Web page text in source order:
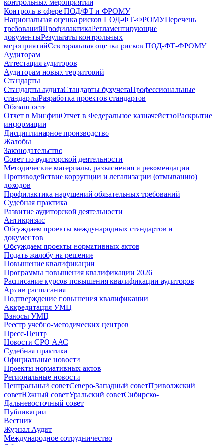
контрольных мероприятий
Контроль в сфере ПОД/ФТ и ФРОМУ
Национальная оценка рисков ПОД-ФТ-ФРОМУПеречень
требованийПрофилактикаРегламентирующие
документыРезультаты контрольных
мероприятийСекторальная оценка рисков ПОД-ФТ-ФРОМУ
Аудиторам
Аттестация аудиторов
Аудиторам новых территорий
Стандарты
Стандарты аудитаСтандарты бухучетаПрофессиональные
стандартыРазработка проектов стандартов
Обязанности
Отчет в МинфинОтчет в Федеральное казначействоРаскрытие
информации
Дисциплинарное производство
Жалобы
Законодательство
Совет по аудиторской деятельности
Методические материалы, разъяснения и рекомендации
Противодействие коррупции и легализации (отмыванию)
доходов
Профилактика нарушений обязательных требований
Судебная практика
Развитие аудиторской деятельности
Антикризис
Обсуждаем проекты международных стандартов и
документов
Обсуждаем проекты нормативных актов
Подать жалобу на решение
Повышение квалификации
Программы повышения квалификации 2026
Расписание курсов повышения квалификации аудиторов
Архив расписания
Подтверждение повышения квалификации
Аккредитация УМЦ
Взносы УМЦ
Реестр учебно-методических центров
Пресс-Центр
Новости СРО ААС
Судебная практика
Официальные новости
Проекты нормативных актов
Региональные новости
Центральный советСеверо-Западный советПриволжский
советЮжный советУральский советСибирско-
Дальневосточный совет
Публикации
Вестник
Журнал Аудит
Международное сотрудничество